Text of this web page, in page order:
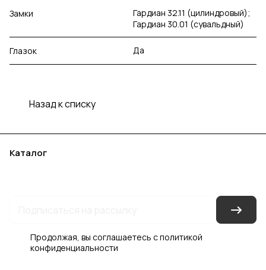
Замки
Гардиан 32.11 (цилиндровый);
Гардиан 30.01 (сувальдный)
Глазок Да
Назад к списку
Каталог
Продолжая, вы соглашаетесь сполитикой
конфиденциальности